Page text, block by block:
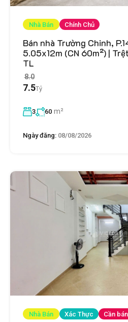
Nhà Bán Chính Chủ
Bán nhà Trường Chinh,
5.05x12m (CN 60m²) |
TL
7.5
8.0
Tỷ
3 60 m²
Ngày đăng: 08/08/2026
Nhà Bán Xác Thực Cần